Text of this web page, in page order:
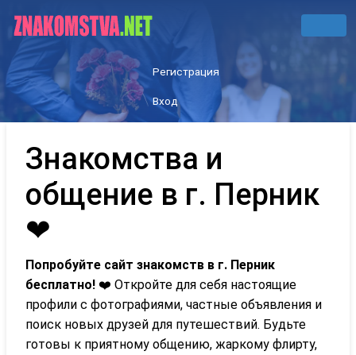
Регистрация
Вход
Знакомства и
общение в г. Перник
❤
Попробуйте сайт знакомств в г. Перник
бесплатно! ❤️ Откройте для себя настоящие
профили с фотографиями, частные объявления и
поиск новых друзей для путешествий. Будьте
готовы к приятному общению, жаркому флирту,